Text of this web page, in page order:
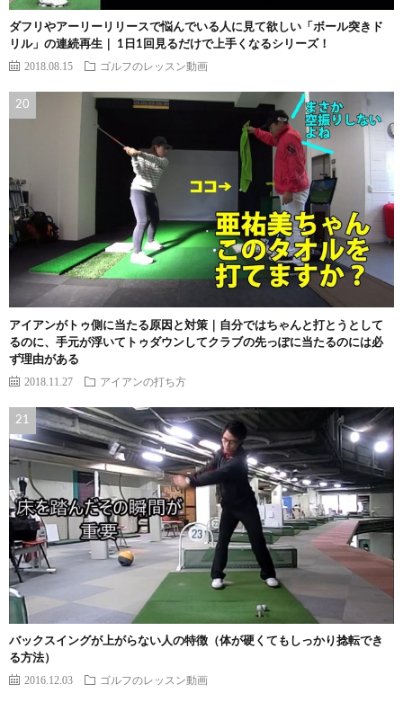
ダフリやアーリーリリースで悩んでいる人に見て欲しい「ボール突きド
リル」の連続再生｜ 1日1回見るだけで上手くなるシリーズ！
2018.08.15 ゴルフのレッスン動画
アイアンがトゥ側に当たる原因と対策｜自分ではちゃんと打とうとして
るのに、手元が浮いてトゥダウンしてクラブの先っぽに当たるのには必
ず理由がある
2018.11.27 アイアンの打ち方
バックスイングが上がらない人の特徴（体が硬くてもしっかり捻転でき
る方法）
2016.12.03 ゴルフのレッスン動画